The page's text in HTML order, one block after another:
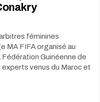
féminines
MA FIFA organisé au
Guinéenne de
venus du Maroc et